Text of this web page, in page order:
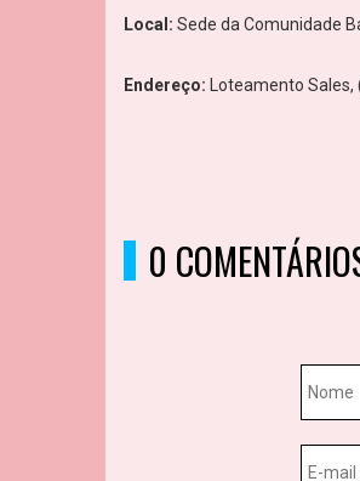
Local: Sede da Comunidade
Endereço: Loteamento
0